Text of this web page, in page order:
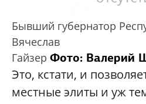
Бывший губернатор
Вячеслав
Гайзер Фото: Валерий
Это, кстати, и
местные элиты и уж